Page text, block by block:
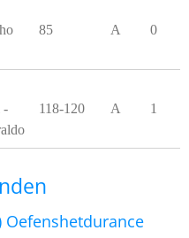
85 A 0
-
118-120 A 1
Oefenshetdurance